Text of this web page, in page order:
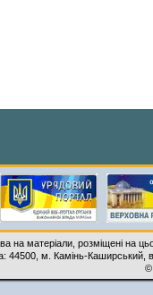
на матеріали, розміщені на
44500, м. Камінь-Каширський,
©